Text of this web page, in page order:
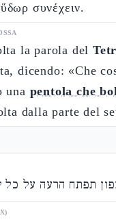
συνέχειν.
la parola del
dicendo: «Che
una pentola che
dalla parte del
תפתח הרעה על כל